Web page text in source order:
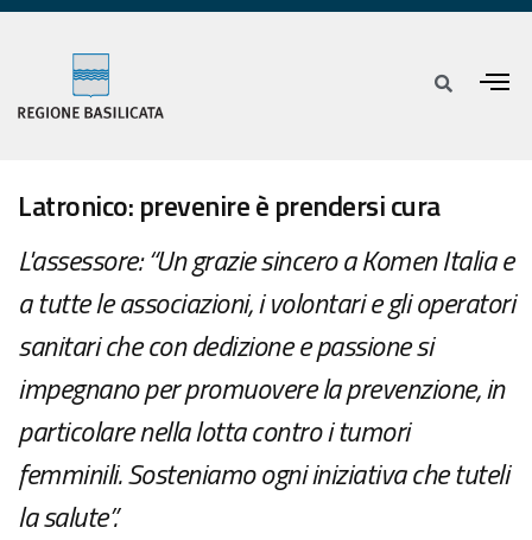
Latronico: prevenire è prendersi cura
L'assessore: “Un grazie sincero a Komen Italia e
a tutte le associazioni, i volontari e gli operatori
sanitari che con dedizione e passione si
impegnano per promuovere la prevenzione, in
particolare nella lotta contro i tumori
femminili. Sosteniamo ogni iniziativa che tuteli
la salute”.